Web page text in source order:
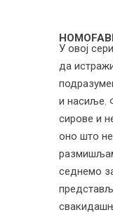
У овој
да
и насиље.
сирове и
оно што
седнемо